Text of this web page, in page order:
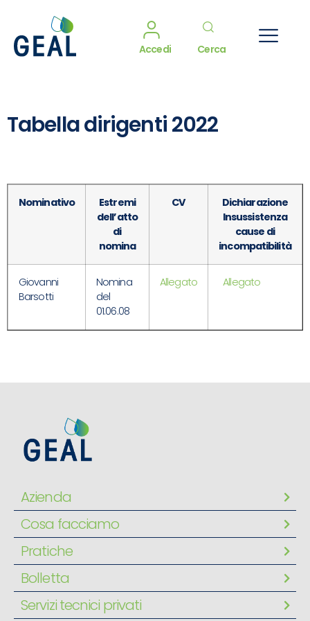
Accedi Cerca
Tabella dirigenti 2022
Nominativo
Estremi
dell’atto
di
nomina
CV
Dichiarazione
Insussistenza
cause di
incompatibilità
Giovanni
Barsotti
Nomina
del
01.06.08
Allegato Allegato
Azienda
Cosa facciamo
Pratiche
Bolletta
Servizi tecnici privati